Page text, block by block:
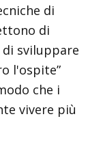
di
di
sviluppare
l'ospite”
che i
vivere più